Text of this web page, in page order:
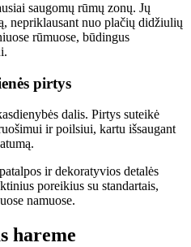
saugomų rūmų zonų. Jų
nepriklausant nuo plačių didžiulių
rūmuose, būdingus
pirtys
dalis. Pirtys suteikė
ir poilsiui, kartu išsaugant
ir dekoratyvios detalės
poreikius su standartais,
namuose.
hareme